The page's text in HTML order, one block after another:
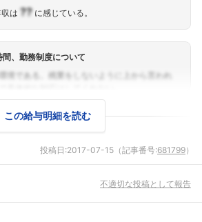
は ??に感じている。
、勤務制度について
この給与明細を読む
投稿日:2017-07-15 （記事番号:681799）
不適切な投稿として報告